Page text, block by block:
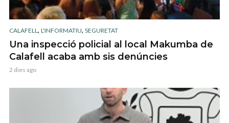
CALAFELL, L'INFORMATIU, SEGURETAT
Una inspecció policial al local Makumba de
Calafell acaba amb sis denúncies
2 dies ago